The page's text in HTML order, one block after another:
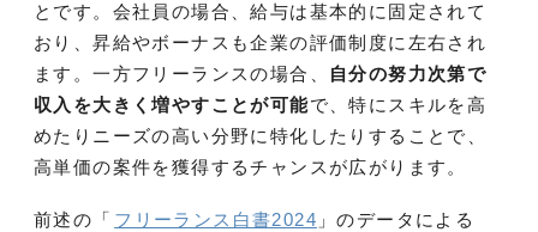
とです。会社員の場合、給与は基本的に固定されて
おり、昇給やボーナスも企業の評価制度に左右され
ます。一方フリーランスの場合、
自分の努力次第で
収入を大きく増やすことが可能で、特にスキルを高
めたりニーズの高い分野に特化したりすることで、
高単価の案件を獲得するチャンスが広がります。
前述の「 フリーランス白書2024 」のデータによる